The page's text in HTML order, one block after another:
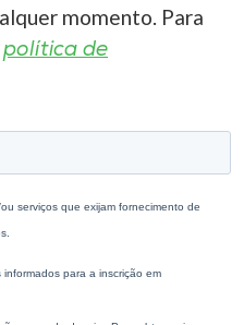
momento. Para
política de